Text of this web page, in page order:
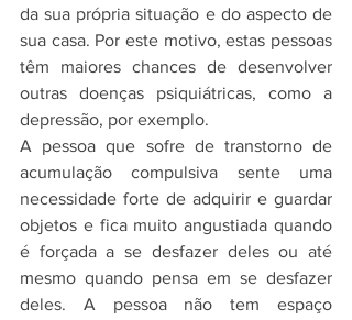
da sua própria situação e do aspecto de
sua casa. Por este motivo, estas pessoas
têm maiores chances de desenvolver
outras doenças psiquiátricas, como a
depressão, por exemplo.
A pessoa que sofre de transtorno de
acumulação compulsiva sente uma
necessidade forte de adquirir e guardar
objetos e fica muito angustiada quando
é forçada a se desfazer deles ou até
mesmo quando pensa em se desfazer
deles. A pessoa não tem espaço